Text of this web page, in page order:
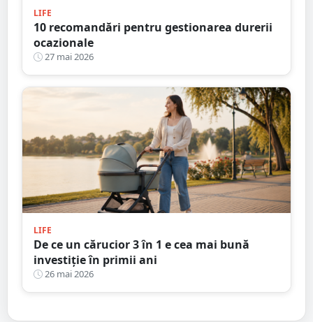
LIFE
10 recomandări pentru gestionarea durerii
ocazionale
27 mai 2026
LIFE
De ce un cărucior 3 în 1 e cea mai bună
investiție în primii ani
26 mai 2026